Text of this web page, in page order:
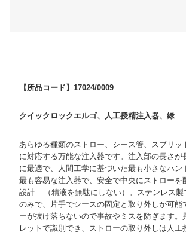
【所品コード】17024/0009
クイックロックエルゴ、人工授精注入器、緑
あらゆる種類のストロー、シース管、スプリッ
に対応する万能な注入器です。注入部の長さが
に最適で、人間工学に基づいた最も小さなハン
最も容易な注入器で、安全で中央にストローを
設計 – （精液を無駄にしない）。ステンレス製
のみで、片手でシースの固定と取り外しが可能
ーが抜け落ちないので事故やミスを防ぎます。
レットで識別でき、ストローの取り外しは人工